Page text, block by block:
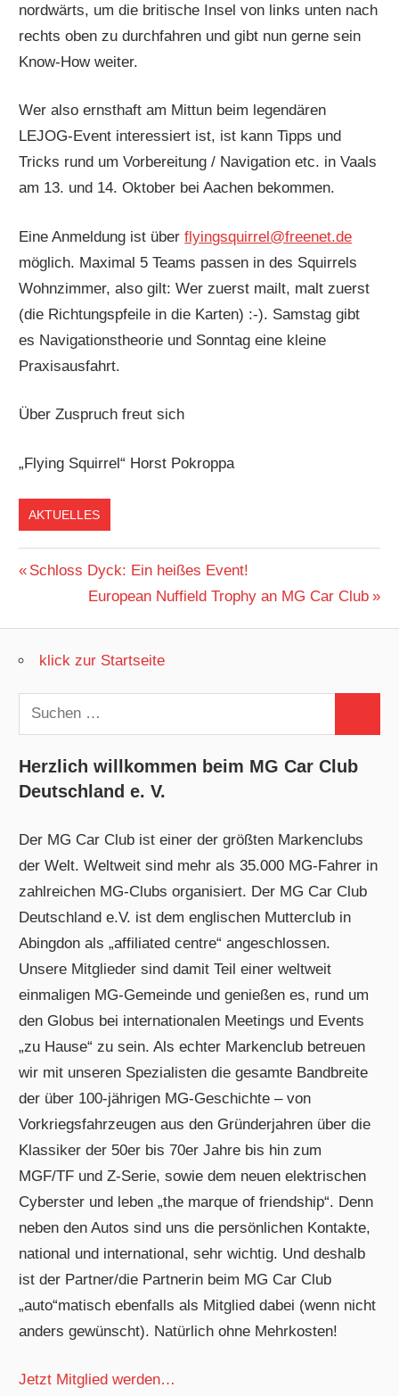
nordwärts, um die britische Insel von links unten nach
rechts oben zu durchfahren und gibt nun gerne sein
Know-How weiter.
Wer also ernsthaft am Mittun beim legendären
LEJOG-Event interessiert ist, ist kann Tipps und
Tricks rund um Vorbereitung / Navigation etc. in Vaals
am 13. und 14. Oktober bei Aachen bekommen.
Eine Anmeldung ist überflyingsquirrel@freenet.de
möglich. Maximal 5 Teams passen in des Squirrels
Wohnzimmer, also gilt: Wer zuerst mailt, malt zuerst
(die Richtungspfeile in die Karten) :-). Samstag gibt
es Navigationstheorie und Sonntag eine kleine
Praxisausfahrt.
Über Zuspruch freut sich
„Flying Squirrel“ Horst Pokroppa
AKTUELLES
Beitragsnavigation
Vorheriger
Schloss Dyck: Ein heißes Event!
Nächster
European Nuffield Trophy an MG Car Club
klick zur Startseite
Suchen
nach:
Herzlich willkommen beim MG Car Club
Deutschland e. V.
Der MG Car Club ist einer der größten Markenclubs
der Welt. Weltweit sind mehr als 35.000 MG-Fahrer in
zahlreichen MG-Clubs organisiert. Der MG Car Club
Deutschland e.V. ist dem englischen Mutterclub in
Abingdon als „affiliated centre“ angeschlossen.
Unsere Mitglieder sind damit Teil einer weltweit
einmaligen MG-Gemeinde und genießen es, rund um
den Globus bei internationalen Meetings und Events
„zu Hause“ zu sein. Als echter Markenclub betreuen
wir mit unseren Spezialisten die gesamte Bandbreite
der über 100-jährigen MG-Geschichte – von
Vorkriegsfahrzeugen aus den Gründerjahren über die
Klassiker der 50er bis 70er Jahre bis hin zum
MGF/TF und Z-Serie, sowie dem neuen elektrischen
Cyberster und leben „the marque of friendship“. Denn
neben den Autos sind uns die persönlichen Kontakte,
national und international, sehr wichtig. Und deshalb
ist der Partner/die Partnerin beim MG Car Club
„auto“matisch ebenfalls als Mitglied dabei (wenn nicht
anders gewünscht). Natürlich ohne Mehrkosten!
Jetzt Mitglied werden…